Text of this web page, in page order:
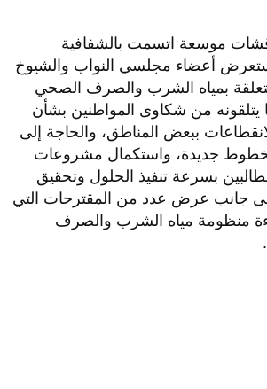
موسعة اتسمت بالشفافية
أعضاء مجلسي النواب والشيوخ
بمياه الشرب والصرف الصحي
يتلقونه من شكاوى المواطنين بشأن
ببعض المناطق، والحاجة إلى
جديدة، واستكمال مشروعات
بسرعة تنفيذ الحلول وتحقيق
جانب عرض عدد من المقترحات التي
منظومة مياه الشرب والصرف